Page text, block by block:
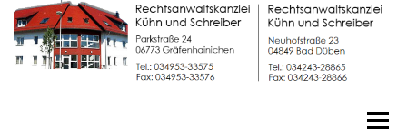
Zum
Inhalt
springen
Menü